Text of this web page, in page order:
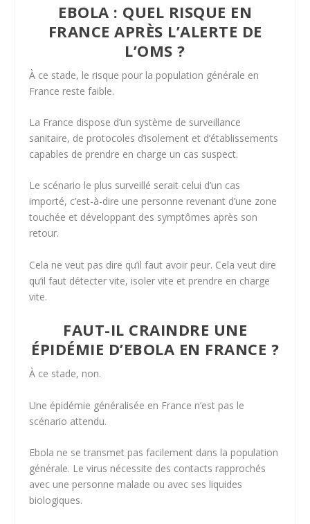
EBOLA : QUEL RISQUE EN
FRANCE APRÈS L’ALERTE DE
L’OMS ?
À ce stade, le risque pour la population générale en
France reste faible.
La France dispose d’un système de surveillance
sanitaire, de protocoles d’isolement et d’établissements
capables de prendre en charge un cas suspect.
Le scénario le plus surveillé serait celui d’un cas
importé, c’est-à-dire une personne revenant d’une zone
touchée et développant des symptômes après son
retour.
Cela ne veut pas dire qu’il faut avoir peur. Cela veut dire
qu’il faut détecter vite, isoler vite et prendre en charge
vite.
FAUT-IL CRAINDRE UNE
ÉPIDÉMIE D’EBOLA EN FRANCE ?
À ce stade, non.
Une épidémie généralisée en France n’est pas le
scénario attendu.
Ebola ne se transmet pas facilement dans la population
générale. Le virus nécessite des contacts rapprochés
avec une personne malade ou avec ses liquides
biologiques.